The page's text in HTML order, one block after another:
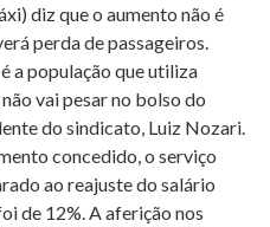
diz que o aumento não é
perda de passageiros.
a população que utiliza
vai pesar no bolso do
do sindicato, Luiz Nozari.
concedido, o serviço
ao reajuste do salário
de 12%. A aferição nos